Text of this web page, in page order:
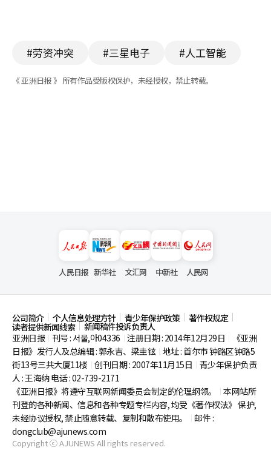
#劳资冲突 #三星电子 #人工智能
《 亚洲日报 》 所有作品受版权保护，未经授权，禁止转载。
人民日报 新华社 文汇网 中新社 人民网
公司简介 个人信息处理方针 青少年保护政策 著作权规定
读者提供新闻线索
新闻稿件投诉负责人
亚洲日报
刊号 : 서울,아04336 注册日期 : 2014年12月29日
《亚洲
日报》发行人及总编辑 : 郭永吉、梁圭铉 地址 : 首尔市钟路区钟路5
街13号三共大厦11楼 创刊日期 : 2007年11月15日
青少年保护负责
人 : 王海纳 电话 : 02-739-2171
《亚洲日报》将遵守互联网新闻委员会制定的伦理纲领。
本网站所
刊登的各种新闻、信息和各种专题专栏内容, 均受《著作权法》 保护,
未经协议授权, 禁止随意转载、复制和散布使用。
邮件 :
dongclub@ajunews.com
Copyright ⓒ AJUNEWS All rights reserved.